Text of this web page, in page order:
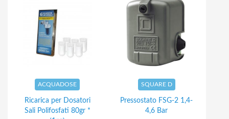
ACQUADOSE
Ricarica per Dosatori
Sali Polifosfati 80gr *
SQUARE D
Pressostato FSG-2 1,4-
4,6 Bar